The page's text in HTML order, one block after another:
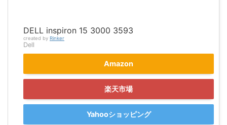
DELL inspiron 15 3000 3593
created by Rinker
Dell
Amazon
楽天市場
Yahooショッピング